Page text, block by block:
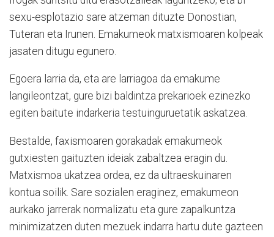
sexu-esplotazio sare atzeman dituzte Donostian,
Tuteran eta Irunen. Emakumeok matxismoaren kolpeak
jasaten ditugu egunero.
Egoera larria da, eta are larriagoa da emakume
langileontzat, gure bizi baldintza prekarioek ezinezko
egiten baitute indarkeria testuinguruetatik askatzea.
Bestalde, faxismoaren gorakadak emakumeok
gutxiesten gaituzten ideiak zabaltzea eragin du.
Matxismoa ukatzea ordea, ez da ultraeskuinaren
kontua soilik. Sare sozialen eraginez, emakumeon
aurkako jarrerak normalizatu eta gure zapalkuntza
minimizatzen duten mezuek indarra hartu dute gazteen